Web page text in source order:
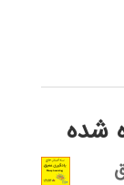
شده